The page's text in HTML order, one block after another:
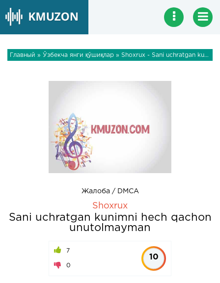
Главный » Ўзбекча янги қўшиқлар » Shoxrux - Sani uchratgan kunimni hech qachon unutolmayman
Жалоба / DMCA
Shoxrux
Sani uchratgan kunimni hech qachon
unutolmayman
7
0
10